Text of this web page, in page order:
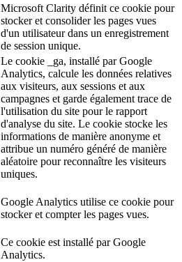
Microsoft Clarity définit ce cookie pour
stocker et consolider les pages vues
d'un utilisateur dans un enregistrement
de session unique.
Le cookie _ga, installé par Google
Analytics, calcule les données relatives
aux visiteurs, aux sessions et aux
campagnes et garde également trace de
l'utilisation du site pour le rapport
d'analyse du site. Le cookie stocke les
informations de manière anonyme et
attribue un numéro généré de manière
aléatoire pour reconnaître les visiteurs
uniques.
Google Analytics utilise ce cookie pour
stocker et compter les pages vues.
Ce cookie est installé par Google
Analytics.